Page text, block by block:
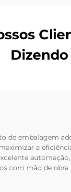
Dizendo
de embalagem
a
com mão de obra